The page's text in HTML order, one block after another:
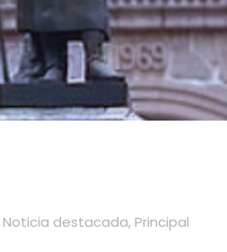
Noticia destacada, Principal